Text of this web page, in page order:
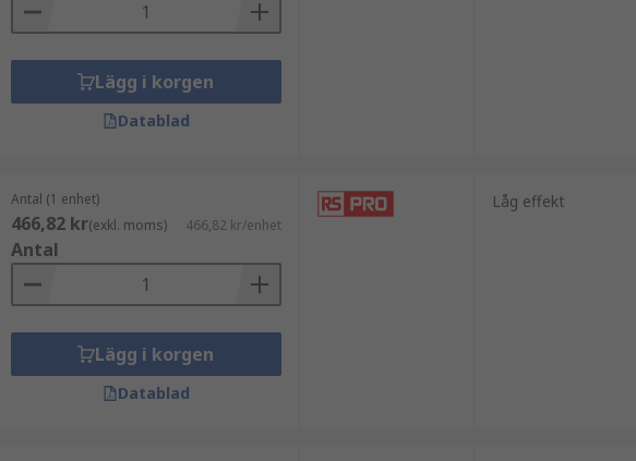
Lägg i korgen
Datablad
Antal (1 enhet)
466,82 kr(exkl. moms) 466,82 kr/enhet
Antal
Lägg i korgen
Datablad
Låg effekt